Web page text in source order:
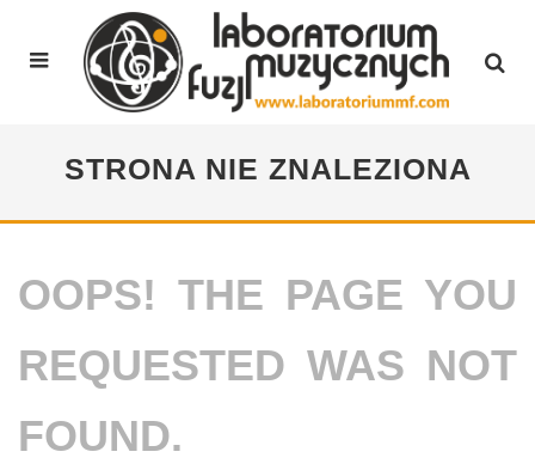
STRONA NIE ZNALEZIONA
OOPS! THE PAGE YOU
REQUESTED WAS NOT
FOUND.